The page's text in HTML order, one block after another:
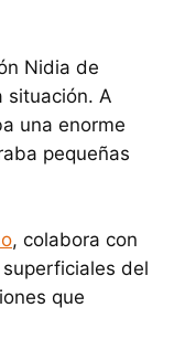
Nidia de
situación. A
una enorme
pequeñas
, colabora con
del
que